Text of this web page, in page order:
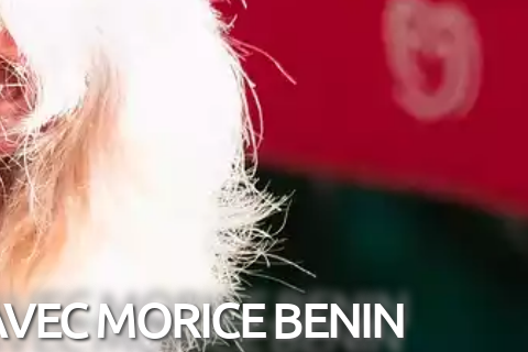
MORICE BENIN